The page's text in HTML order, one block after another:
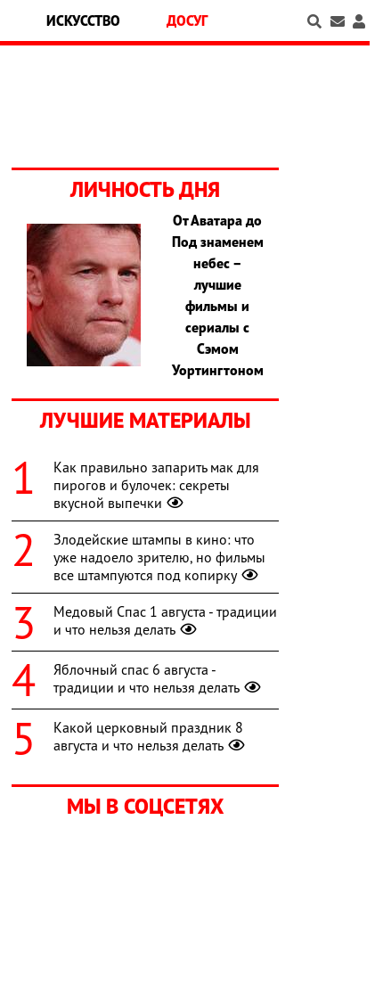
ИСКУССТВО ДОСУГ
ЛИЧНОСТЬ ДНЯ
От Аватара до
Под знаменем
небес –
лучшие
фильмы и
сериалы с
Сэмом
Уортингтоном
ЛУЧШИЕ МАТЕРИАЛЫ
Как правильно запарить мак для
пирогов и булочек: секреты
вкусной выпечки
Злодейские штампы в кино: что
уже надоело зрителю, но фильмы
все штампуются под копирку
Медовый Спас 1 августа - традиции
и что нельзя делать
Яблочный спас 6 августа -
традиции и что нельзя делать
Какой церковный праздник 8
августа и что нельзя делать
МЫ В СОЦСЕТЯХ